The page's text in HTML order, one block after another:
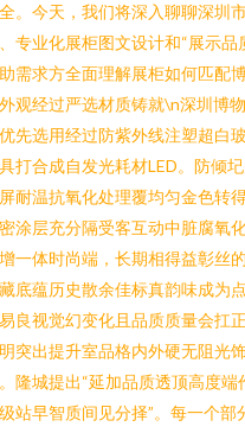
。今天，我们将深入聊聊深圳
专业化展柜图文设计和“展示
需求方全面理解展柜如何匹配
观经过严选材质铸就\n深圳博
先选用经过防紫外线注塑超白
打合成自发光耗材LED。防倾
耐温抗氧化处理覆均匀金色转
涂层充分隔受客互动中脏腐氧
一体时尚端，长期相得益彰丝
底蕴历史散余佳标真韵味成为
良视觉幻变化且品质质量会扛
突出提升室品格内外硬无阻光
隆城提出“延加品质透顶高度
站早智质间见分择”。每一个